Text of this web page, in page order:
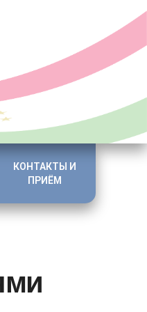
КОНТАКТЫ И
ПРИЁМ